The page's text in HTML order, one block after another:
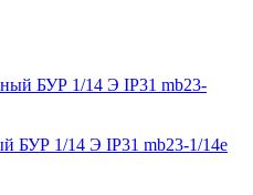
БУР 1/14 Э IP31 mb23-1/14е